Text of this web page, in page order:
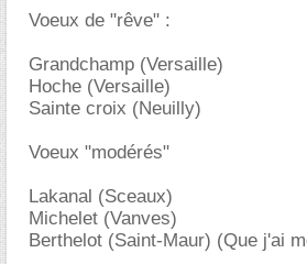
Voeux de "rêve" :
Grandchamp (Versaille)
Hoche (Versaille)
Sainte croix (Neuilly)
Voeux "modérés"
Lakanal (Sceaux)
Michelet (Vanves)
Berthelot (Saint-Maur) (Que j'ai